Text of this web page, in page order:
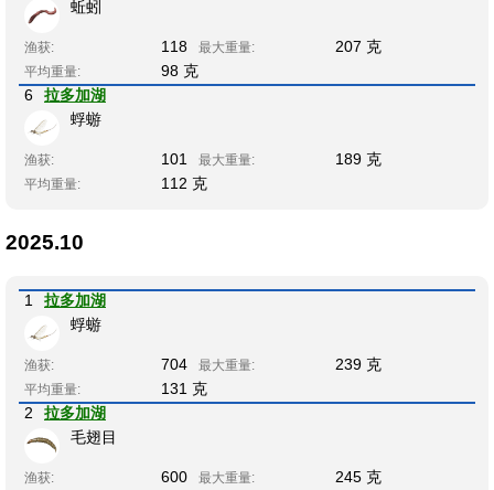
蚯蚓
渔获: 118 最大重量: 207 克
平均重量:
98 克
6
拉多加湖
蜉蝣
渔获: 101 最大重量: 189 克
平均重量: 112 克
2025.10
1
拉多加湖
蜉蝣
渔获: 704 最大重量: 239 克
平均重量:
131 克
2
拉多加湖
毛翅目
渔获: 600 最大重量: 245 克